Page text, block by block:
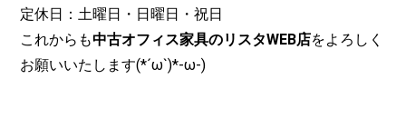
定休日：土曜日・日曜日・祝日
これからも中古オフィス家具のリスタWEB店をよろしく
お願いいたします(*´ω`)*-ω-)